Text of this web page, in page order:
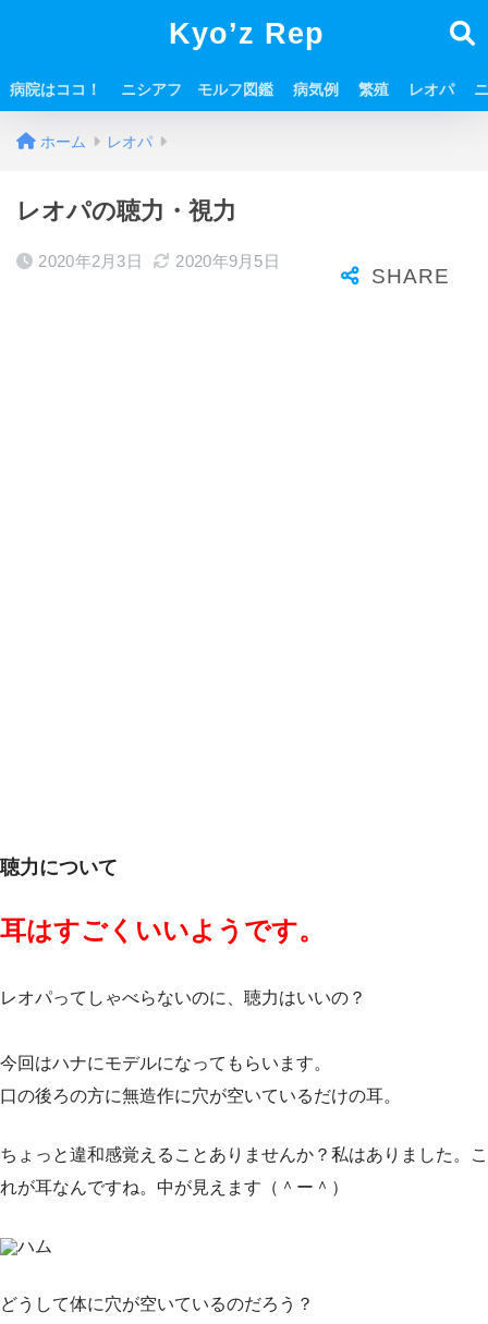
Kyo’z Rep
病院はココ！ ニシアフ モルフ図鑑 病気例 繁殖 レオパ
ホーム レオパ
レオパの聴力・視力
2020年2月3日 2020年9月5日
聴力について
耳はすごくいいようです。
レオパってしゃべらないのに、聴力はいいの？
今回はハナにモデルになってもらいます。
口の後ろの方に無造作に穴が空いているだけの耳。
ちょっと違和感覚えることありませんか？私はありました。こ
れが耳なんですね。中が見えます（＾ー＾）
ハム
どうして体に穴が空いているのだろう？